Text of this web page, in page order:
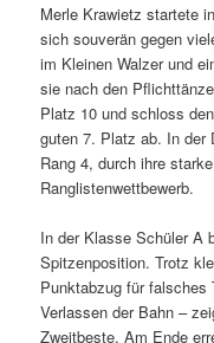
Merle Krawietz startete
sich souverän gegen
im Kleinen Walzer und
sie nach den
Platz 10 und schloss
guten 7. Platz ab. In der
Rang 4, durch ihre
Ranglistenwettbewerb.
In der Klasse Schüler A
Spitzenposition. Trotz
Punktabzug für falsches
Verlassen der Bahn –
Zweitbeste. Am Ende